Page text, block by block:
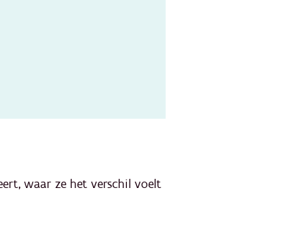
waar ze het verschil voelt